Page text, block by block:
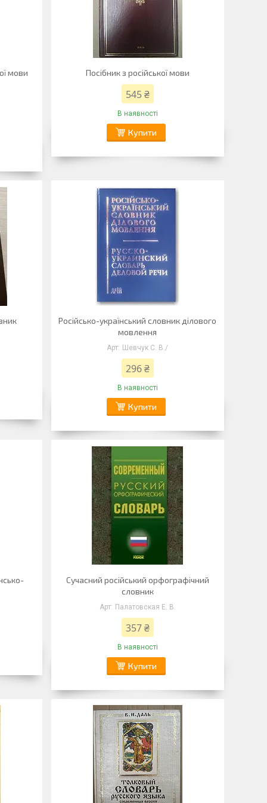
мови Посібник з російської мови
545 ₴
В наявності
Купити
Російсько-український словник ділового
мовлення
Шевчук С. В./
296 ₴
В наявності
Купити
Сучасний російський орфографічний
словник
Палатовская Е. В.
357 ₴
В наявності
Купити